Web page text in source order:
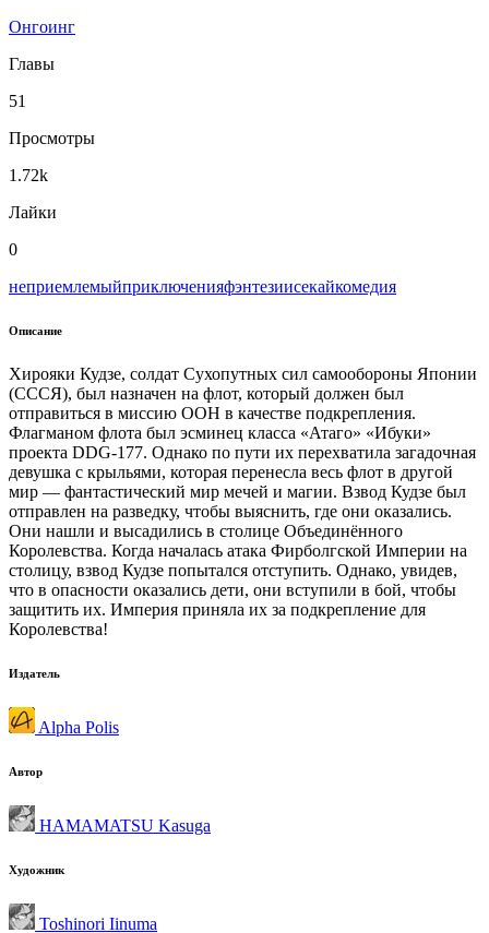
Онгоинг
Главы
51
Просмотры
1.72k
Лайки
0
неприемлемыйприключенияфэнтезиисекайкомедия
Описание
Хирояки Кудзе, солдат Сухопутных сил самообороны Японии
(СССЯ), был назначен на флот, который должен был
отправиться в миссию ООН в качестве подкрепления.
Флагманом флота был эсминец класса «Атаго» «Ибуки»
проекта DDG-177. Однако по пути их перехватила загадочная
девушка с крыльями, которая перенесла весь флот в другой
мир — фантастический мир мечей и магии. Взвод Кудзе был
отправлен на разведку, чтобы выяснить, где они оказались.
Они нашли и высадились в столице Объединённого
Королевства. Когда началась атака Фирболгской Империи на
столицу, взвод Кудзе попытался отступить. Однако, увидев,
что в опасности оказались дети, они вступили в бой, чтобы
защитить их. Империя приняла их за подкрепление для
Королевства!
Издатель
Alpha Polis
Автор
HAMAMATSU Kasuga
Художник
Toshinori Iinuma